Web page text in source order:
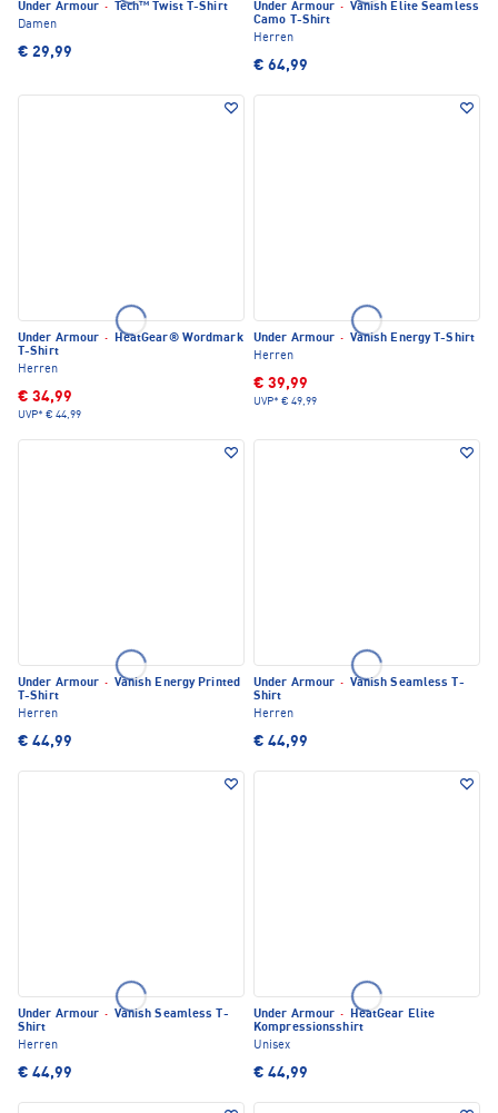
Under Armour ·
Tech™ Twist T-Shirt
Damen
€ 29,99
Under Armour · Vanish Elite Seamless
Camo T-Shirt
Herren
€ 64,99
Under Armour ·
HeatGear® Wordmark
T-Shirt
Herren
€ 34,99
UVP* € 44,99
Under Armour · Vanish Energy T-Shirt
Herren
€ 39,99
UVP* € 49,99
Under Armour · Vanish Energy Printed
T-Shirt
Herren
€ 44,99
Under Armour · Vanish Seamless T-
Shirt
Herren
€ 44,99
Under Armour · Vanish Seamless T-
Shirt
Herren
€ 44,99
Under Armour ·
HeatGear Elite
Kompressionsshirt
Unisex
€ 44,99